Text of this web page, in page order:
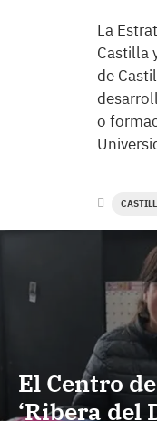
La
Castilla
de
o
El Centro
‘Ribera del